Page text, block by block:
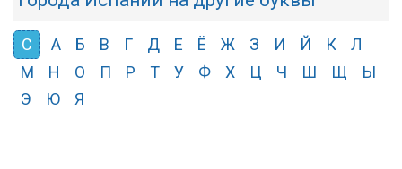
С А Б В Г Д Е Ё Ж З И Й К
Л
М
Н О П Р Т У Ф Х Ц Ч Ш Щ
Ы
Э
Ю Я